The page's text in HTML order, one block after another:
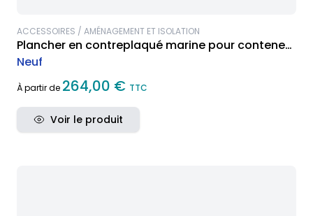
ACCESSOIRES / AMÉNAGEMENT ET ISOLATION
Plancher en contreplaqué marine pour conteneur
maritime
Neuf
À partir de 264,00 € TTC
Voir le produit